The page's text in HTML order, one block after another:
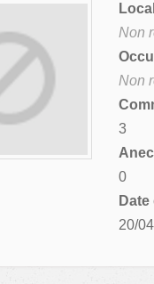
Non
Non
3
0
20/